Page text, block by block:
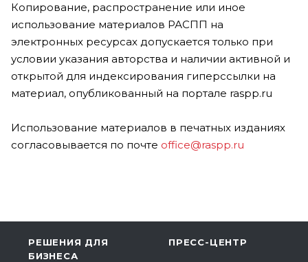
Копирование, распространение или иное
использование материалов РАСПП на
электронных ресурсах допускается только при
условии указания авторства и наличии активной и
открытой для индексирования гиперссылки на
материал, опубликованный на портале raspp.ru
Использование материалов в печатных изданиях
согласовывается по почте office@raspp.ru
РЕШЕНИЯ ДЛЯ
БИЗНЕСА
ПРЕСС-ЦЕНТР